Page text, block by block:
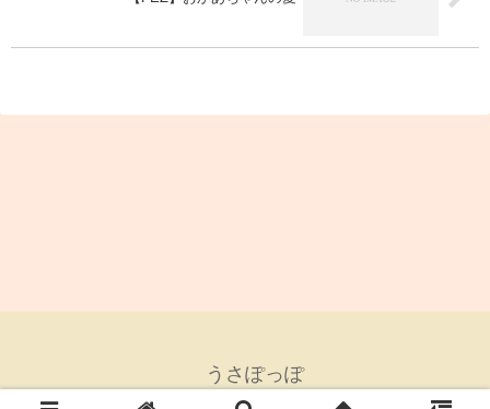
うさぽっぽ
© 2007 うさぽっぽ.